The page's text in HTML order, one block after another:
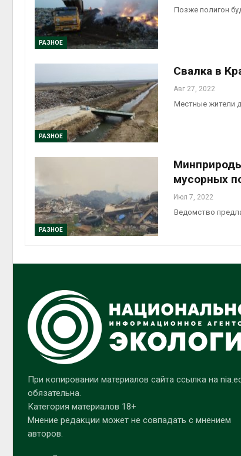
РАЗНОЕ
Позже полигон
РАЗНОЕ
Свалка в
Авг 27, 2022
Местные жители
РАЗНОЕ
мусорных
Июл 7, 2022
Ведомство
При копировании материалов сайта ссылка на
обязательна.
Категория материалов 18+
Мнение редакции может не совпадать с мнением
авторов.